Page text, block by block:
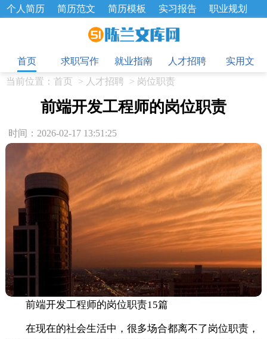
个人简历 简历范文 简历模板 实习报告
职业规划
招聘选拔 绩效考核 企业文化
工作总结
辞职报告
首页
求职写作 就业指南 人才招聘
实用文
当前位置： 首页 > 人才招聘 > 岗位职责
前端开发工程师的岗位职责
时间：2026-02-17 13:51:25
前端开发工程师的岗位职责15篇
在现在的社会生活中，很多场合都离不了岗位职责，